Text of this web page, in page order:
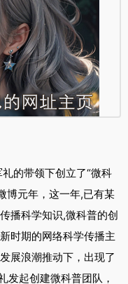
的带领下创立了“微科
博元年，这一年,已有某
播科学知识,微科普的创
时期的网络科学传播主
展浪潮推动下，出现了
发起创建微科普团队，